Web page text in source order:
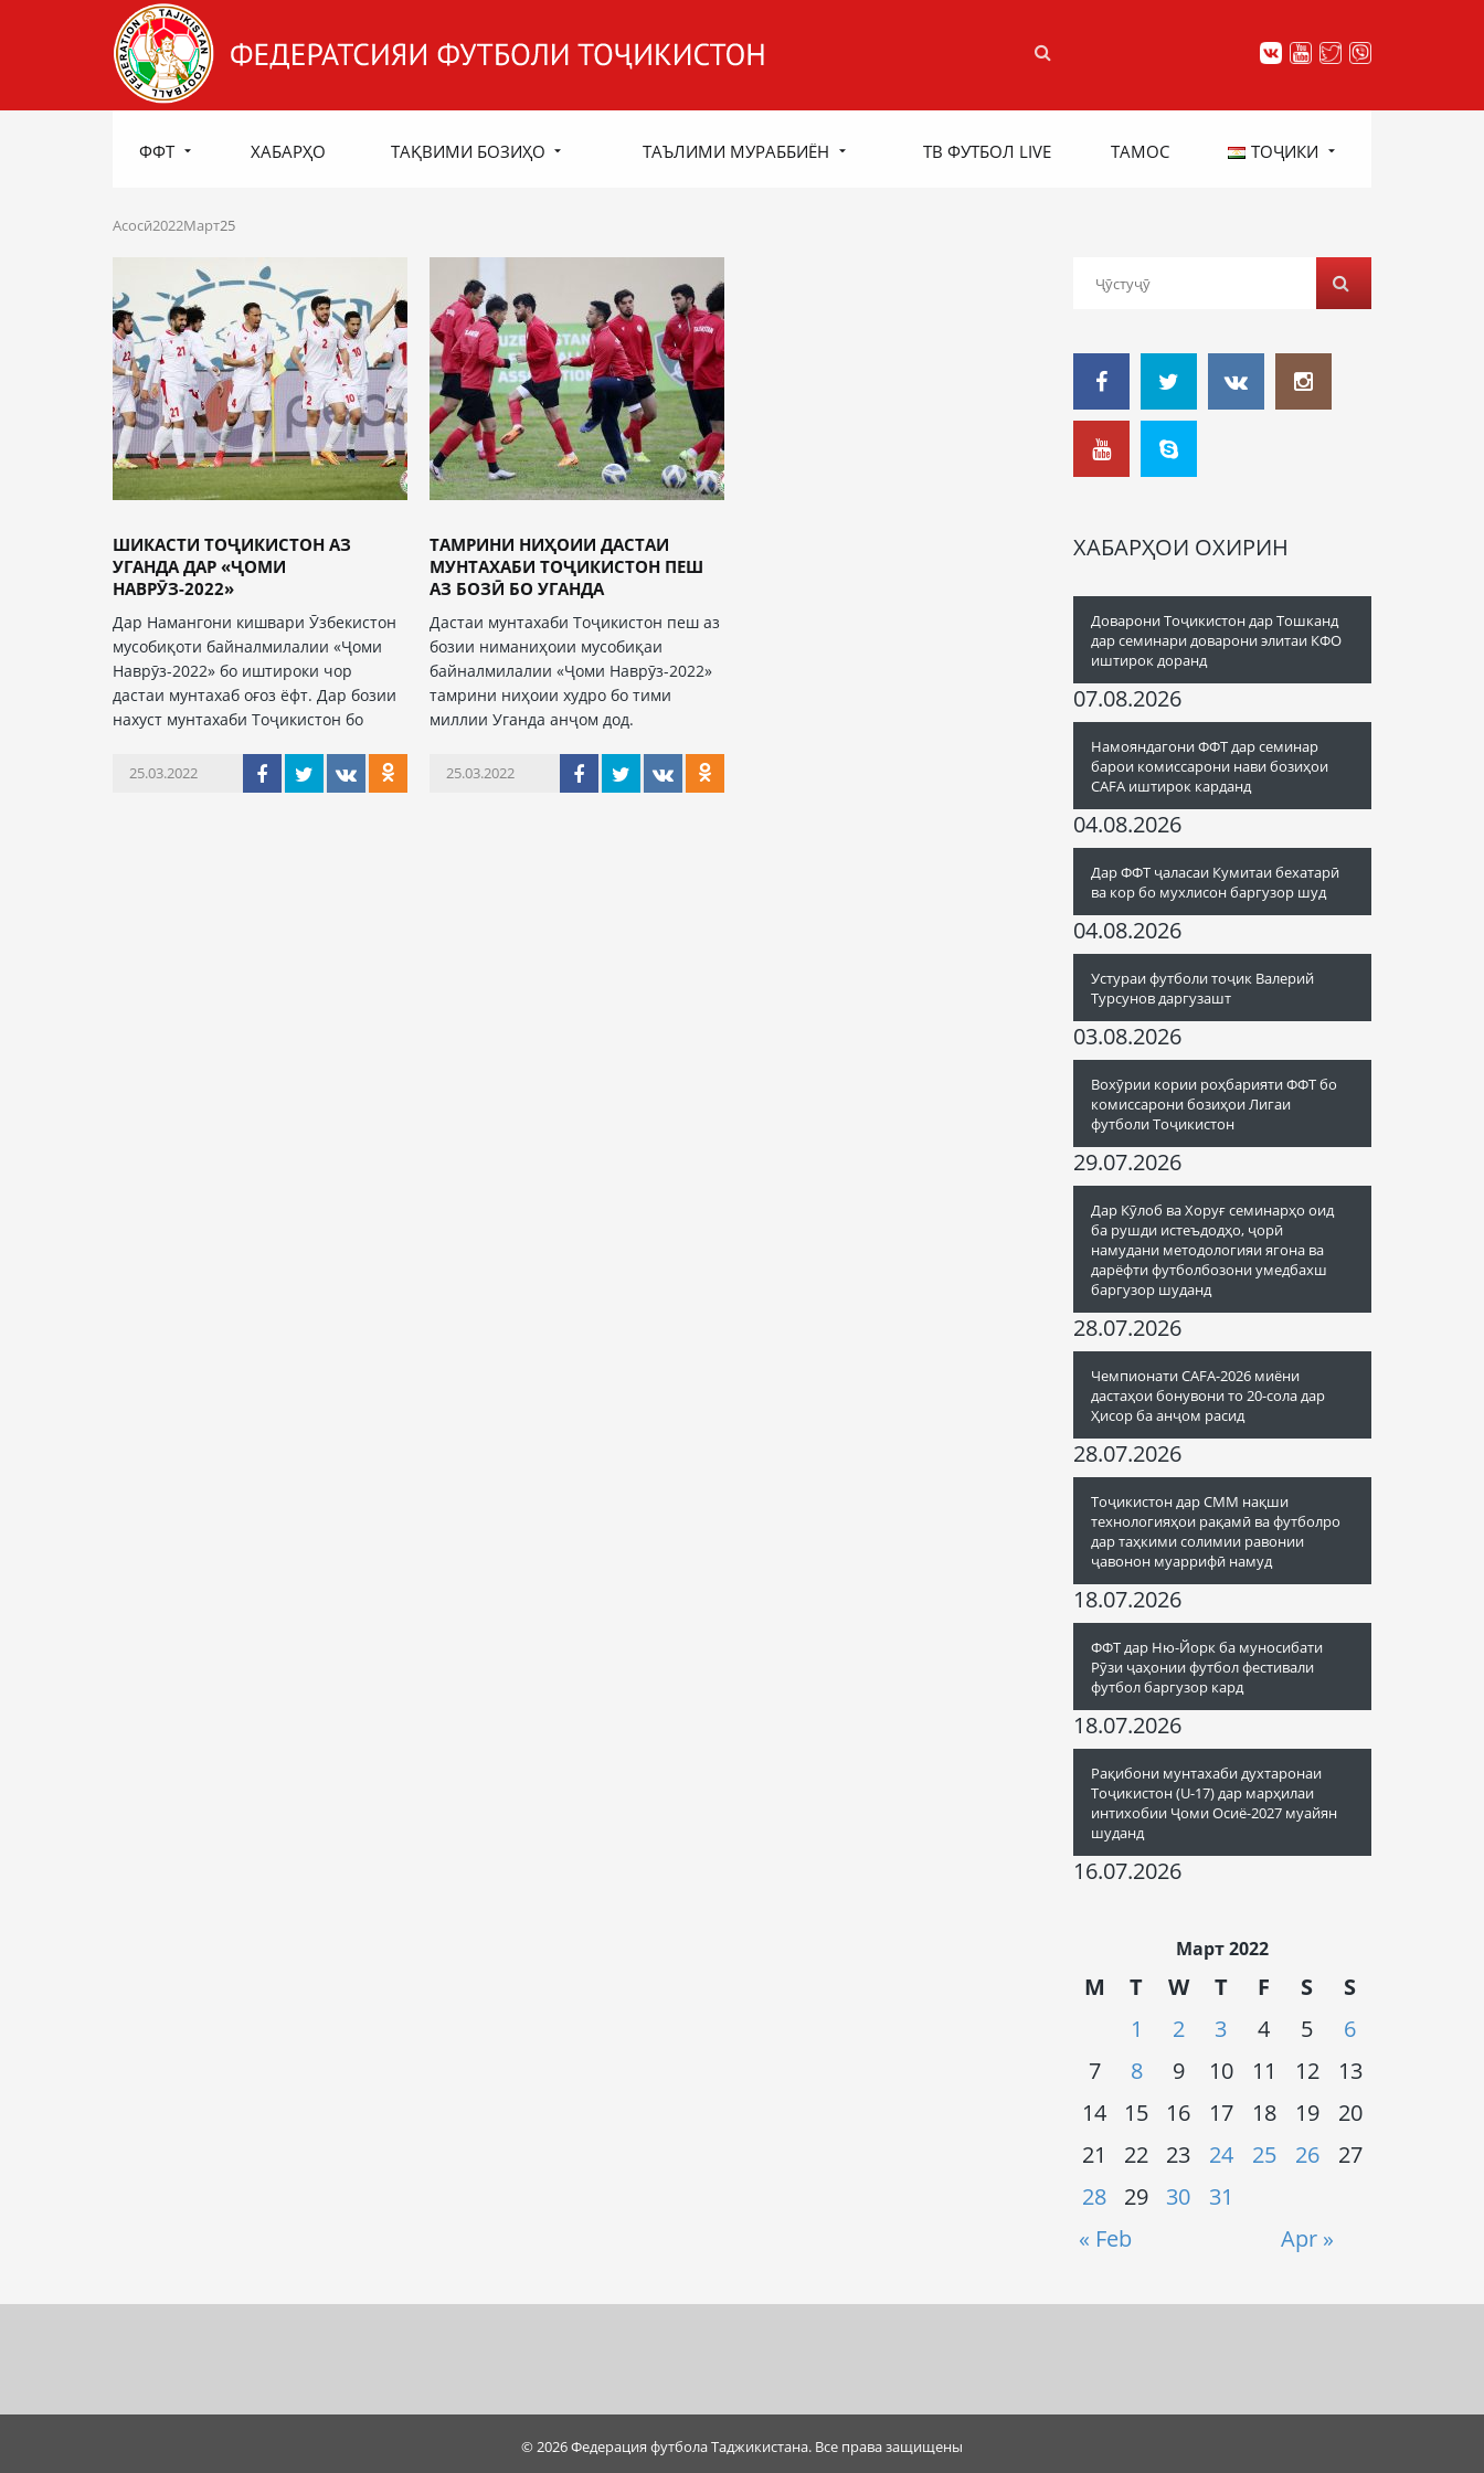
ФФТ ХАБАРҲО ТАҚВИМИ БОЗИҲО ТАЪЛИМИ МУРАББИЁН ТВ ФУТБОЛ LIVE ТАМОС ТОҶИКИ
Асосӣ2022Март25
ШИКАСТИ ТОҶИКИСТОН АЗ
УГАНДА ДАР «ҶОМИ
НАВРӮЗ-2022»
Дар Намангони кишвари Ӯзбекистон
мусобиқоти байналмилалии «Ҷоми
Наврӯз-2022» бо иштироки чор
дастаи мунтахаб оғоз ёфт. Дар бозии
нахуст мунтахаби Тоҷикистон бо
25.03.2022
ТАМРИНИ НИҲОИИ ДАСТАИ
МУНТАХАБИ ТОҶИКИСТОН ПЕШ
АЗ БОЗӢ БО УГАНДА
Дастаи мунтахаби Тоҷикистон пеш аз
бозии ниманиҳоии мусобиқаи
байналмилалии «Ҷоми Наврӯз-2022»
тамрини ниҳоии худро бо тими
миллии Уганда анҷом дод.
25.03.2022
ХАБАРҲОИ ОХИРИН
Доварони Тоҷикистон дар Тошканд
дар семинари доварони элитаи КФО
иштирок доранд
07.08.2026
Намояндагони ФФТ дар семинар
барои комиссарони нави бозиҳои
CAFA иштирок карданд
04.08.2026
Дар ФФТ ҷаласаи Кумитаи бехатарӣ
ва кор бо мухлисон баргузор шуд
04.08.2026
Устураи футболи тоҷик Валерий
Турсунов даргузашт
03.08.2026
Вохӯрии кории роҳбарияти ФФТ бо
комиссарони бозиҳои Лигаи
футболи Тоҷикистон
29.07.2026
Дар Кӯлоб ва Хоруғ семинарҳо оид
ба рушди истеъдодҳо, ҷорӣ
намудани методологияи ягона ва
дарёфти футболбозони умедбахш
баргузор шуданд
28.07.2026
Чемпионати CAFA-2026 миёни
дастаҳои бонувони то 20-сола дар
Ҳисор ба анҷом расид
28.07.2026
Тоҷикистон дар СММ нақши
технологияҳои рақамӣ ва футболро
дар таҳкими солимии равонии
ҷавонон муаррифӣ намуд
18.07.2026
ФФТ дар Ню-Йорк ба муносибати
Рӯзи ҷаҳонии футбол фестивали
футбол баргузор кард
18.07.2026
Рақибони мунтахаби духтаронаи
Тоҷикистон (U-17) дар марҳилаи
интихобии Ҷоми Осиё-2027 муайян
шуданд
16.07.2026
Март 2022
M T W T F S S
« Feb Apr »
1 2 3 4 5
6
7
8 9 10 11 12
13
14
15 16 17 18 19
20
21
22 23 24 25 26
27
28
29 30 31
© 2026 Федерация футбола Таджикистана. Все права защищены